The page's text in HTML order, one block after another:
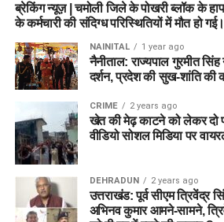
ब्रेकिंग न्यूज़ | चमोली जिले के पोखरी ब्लॉक के
के कर्मचारी की संदिग्ध परिस्थितियों में मौत हो गई।
NAINITAL 1 year ago
नैनीताल: राज्यपाल गुरमीत
दर्शन, प्रदेश की सुख-शांति की
CRIME 2 years ago
खेत की मेढ़ काटने को लेकर दो
वीडियो सोशल मिडिया पर
DEHRADUN 2 years ago
उत्तराखंड: पूर्व सीएम त्रिवेंद्र
अभिनव कुमार आमने-सामने,